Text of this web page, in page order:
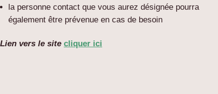
la personne contact que vous aurez désignée pourra
également être prévenue en cas de besoin
Lien vers le site cliquer ici